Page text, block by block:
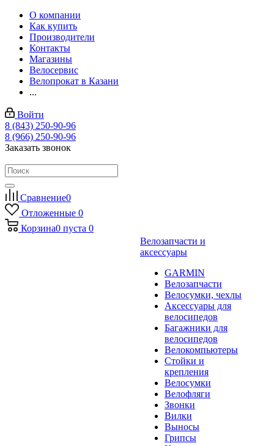
О компании
Как купить
Производители
Контакты
Магазины
Велосервис
Велопрокат в Казани
...
Войти
8 (843) 250-90-96
8 (966) 250-90-96
Заказать звонок
Сравнение0
Отложенные 0
Корзина0 пуста 0
Велозапчасти и
аксессуары
GARMIN
Велозапчасти
Велосумки, чехлы
Аксессуары для
велосипедов
Багажники для
велосипедов
Велокомпьютеры
Стойки и
крепления
Велосумки
Велофляги
Звонки
Вилки
Выносы
Грипсы